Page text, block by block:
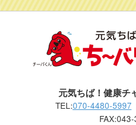
元気ちば！健康チ
TEL:070-4480-5997